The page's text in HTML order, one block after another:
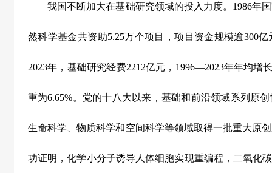
我国不断加大在基础研究领域的投入力度。 1986年
然科学基金共资助5.25万个项目，项目资金规模逾300亿
2023年，基础研究经费2212亿元， 1996—2023年年均增
重为6.65%。党的十八大以来，基础和前沿领域系列原
生命科学、物质科学和空间科学等领域取得一批重大原
功证明，化学小分子诱导人体细胞实现重编程，二氧化